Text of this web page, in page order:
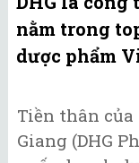
nằm trong
dược phẩm
Tiền thân của
Giang (DHG